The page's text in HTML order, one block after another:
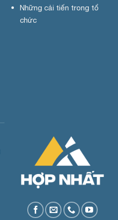
Những cải tiến trong tổ
chức